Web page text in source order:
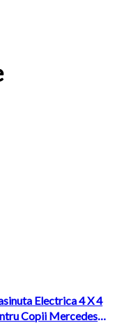
Electrica 4 X 4
Copii Mercedes